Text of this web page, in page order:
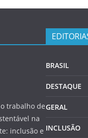
trabalho de
na
inclusão e
BRASIL
DESTAQUE
GERAL
INCLUSÃO